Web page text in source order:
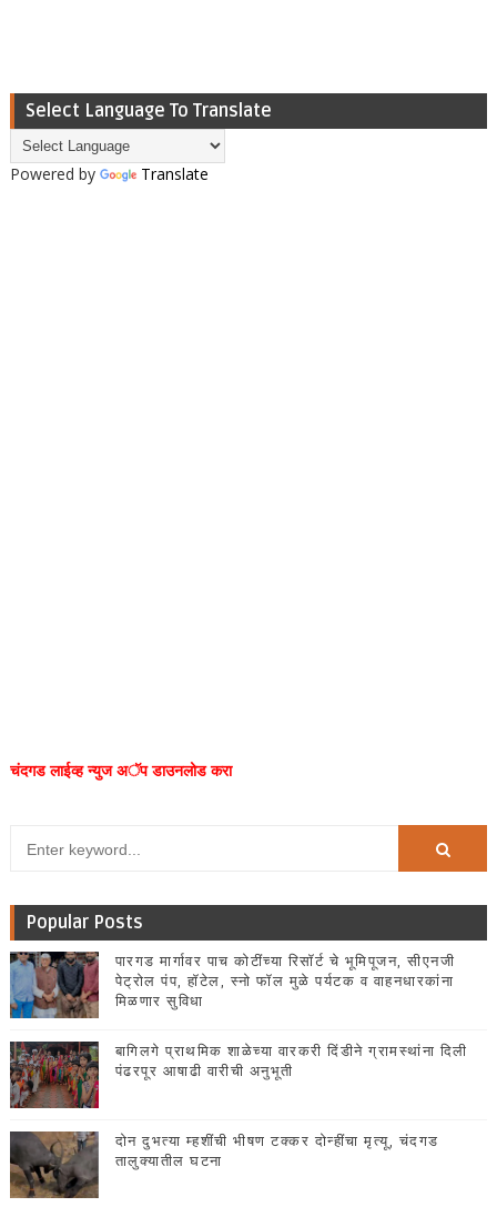
Select Language To Translate
Powered by Translate
चंदगड लाईव्ह न्युज अॅप डाउनलोड करा
Popular Posts
पारगड मार्गावर पाच कोटींच्या रिसॉर्ट चे भूमिपूजन, सीएनजी
पेट्रोल पंप, हॉटेल, स्नो फॉल मुळे पर्यटक व वाहनधारकांना
मिळणार सुविधा
बागिलगे प्राथमिक शाळेच्या वारकरी दिंडीने ग्रामस्थांना दिली
पंढरपूर आषाढी वारीची अनुभूती
दोन दुभत्या म्हशींची भीषण टक्कर दोन्हींचा मृत्यू, चंदगड
तालुक्यातील घटना